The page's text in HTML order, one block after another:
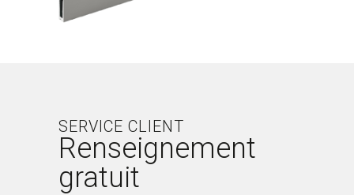
SERVICE CLIENT
Renseignement
gratuit